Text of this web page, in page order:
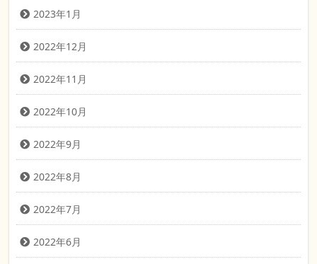
2023年1月
2022年12月
2022年11月
2022年10月
2022年9月
2022年8月
2022年7月
2022年6月